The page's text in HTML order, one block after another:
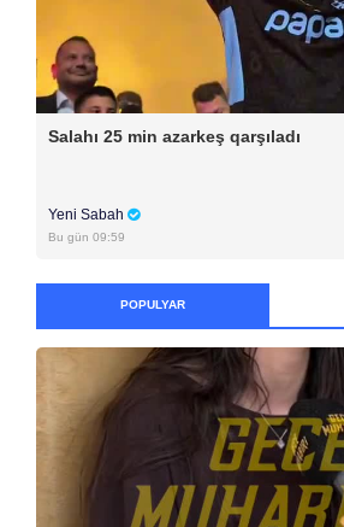
Salahı 25 min azarkeş qarşıladı
Yeni Sabah
Bu gün 09:59
POPULYAR